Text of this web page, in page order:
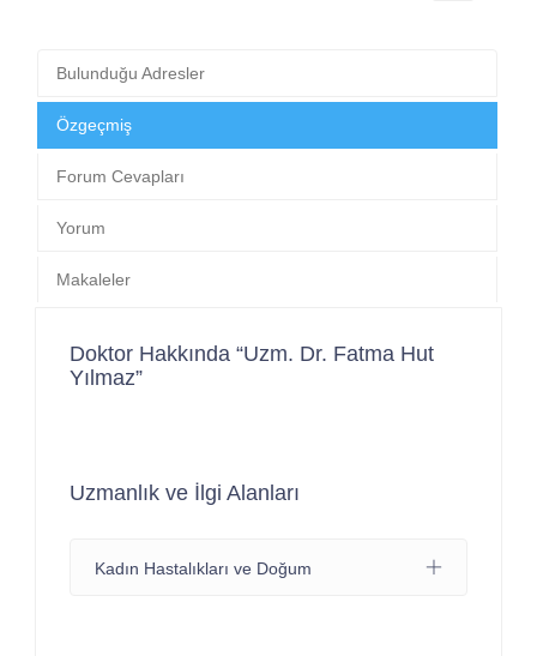
Bulunduğu Adresler
Özgeçmiş
Forum Cevapları
Yorum
Makaleler
Doktor Hakkında “Uzm. Dr. Fatma Hut
Yılmaz”
Uzmanlık ve İlgi Alanları
Kadın Hastalıkları ve Doğum